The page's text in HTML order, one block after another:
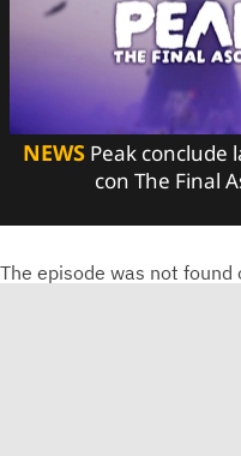
NEWS Peak conclude
con The Final